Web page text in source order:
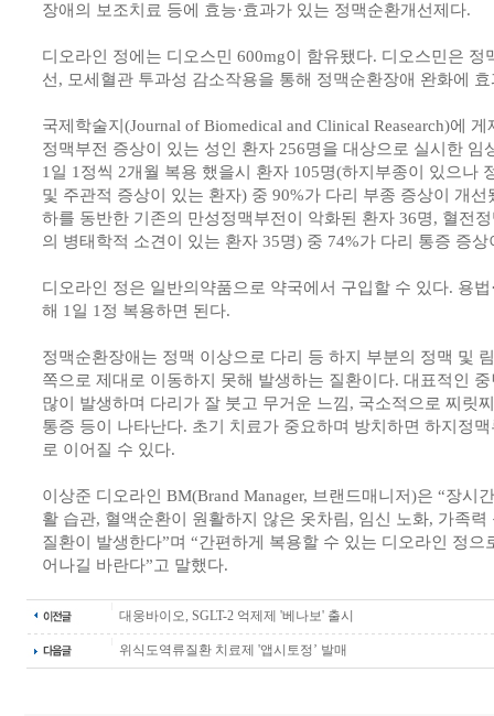
장애의 보조치료 등에 효능·효과가 있는 정맥순환개선제다.
디오라인 정에는 디오스민 600mg이 함유됐다. 디오스민은 정
선, 모세혈관 투과성 감소작용을 통해 정맥순환장애 완화에
국제학술지(Journal of Biomedical and Clinical Reasearch)에
정맥부전 증상이 있는 성인 환자 256명을 대상으로 실시한 임
1일 1정씩 2개월 복용 했을시 환자 105명(하지부종이 있으나
및 주관적 증상이 있는 환자) 중 90%가 다리 부종 증상이 개
하를 동반한 기존의 만성정맥부전이 악화된 환자 36명, 혈전
의 병태학적 소견이 있는 환자 35명) 중 74%가 다리 통증 증상
디오라인 정은 일반의약품으로 약국에서 구입할 수 있다. 용
해 1일 1정 복용하면 된다.
정맥순환장애는 정맥 이상으로 다리 등 하지 부분의 정맥 및
쪽으로 제대로 이동하지 못해 발생하는 질환이다. 대표적인
많이 발생하며 다리가 잘 붓고 무거운 느낌, 국소적으로 찌릿
통증 등이 나타난다. 초기 치료가 중요하며 방치하면 하지정
로 이어질 수 있다.
이상준 디오라인 BM(Brand Manager, 브랜드매니저)은 “장시
활 습관, 혈액순환이 원활하지 않은 옷차림, 임신 노화, 가족
질환이 발생한다”며 “간편하게 복용할 수 있는 디오라인 정
어나길 바란다”고 말했다.
대웅바이오, SGLT-2 억제제 '베나보' 출시
위식도역류질환 치료제 '앱시토정’ 발매